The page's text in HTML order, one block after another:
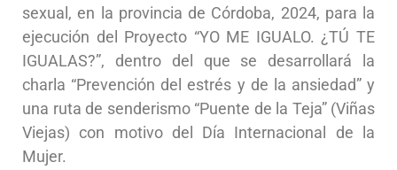
sexual, en la provincia de Córdoba, 2024, para la
ejecución del Proyecto “YO ME IGUALO. ¿TÚ TE
IGUALAS?”, dentro del que se desarrollará la
charla “Prevención del estrés y de la ansiedad” y
una ruta de senderismo “Puente de la Teja” (Viñas
Viejas) con motivo del Día Internacional de la
Mujer.